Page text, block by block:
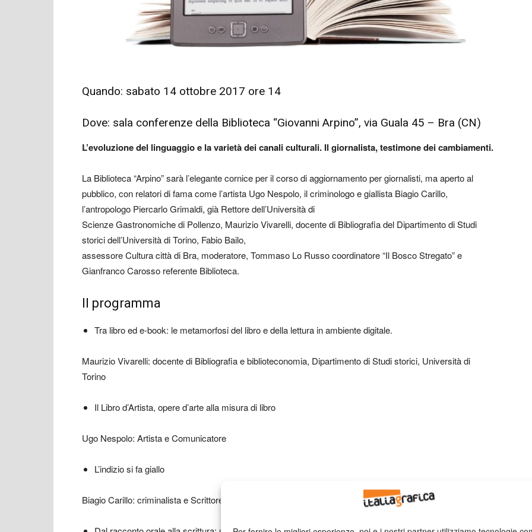
Quando: sabato 14 ottobre 2017 ore 14
Dove: sala conferenze della Biblioteca “Giovanni Arpino”, via Guala 45 – Bra (CN)
L’evoluzione del linguaggio e la varietà dei canali culturali. Il giornalista, testimone dei cambiamenti.
La Biblioteca “Arpino” sarà l’elegante cornice per il corso di aggiornamento per giornalisti, ma aperto al
pubblico, con relatori di fama come l’artista Ugo Nespolo, il criminologo e giallista Biagio Carillo,
l’antropologo Piercarlo Grimaldi, già Rettore dell’Università di
Scienze Gastronomiche di Pollenzo, Maurizio Vivarelli, docente di Bibliografia del Dipartimento di Studi
storici dell’Università di Torino, Fabio Bailo,
assessore Cultura città di Bra, moderatore, Tommaso Lo Russo coordinatore “Il Bosco Stregato” e
Gianfranco Carosso referente Biblioteca.
Il programma
Tra libro ed e-book: le metamorfosi del libro e della lettura in ambiente digitale.
Maurizio Vivarelli: docente di Bibliografia e biblioteconomia, Dipartimento di Studi storici, Università di
Torino
Il Libro d’Artista, opere d’arte alla misura di libro
Ugo Nespolo: Artista e Comunicatore
L’indizio si fa giallo
Biagio Carillo: criminalista e Scrittore